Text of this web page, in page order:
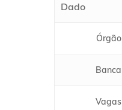
Dado
Órgão
Banca
Vagas